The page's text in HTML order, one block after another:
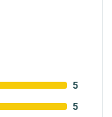
5
5